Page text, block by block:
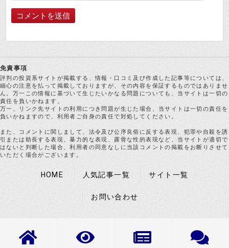
免責事項
評判の投資系サイトが掲載する、情報・口コミ及び作成した記事等については、
細心の注意を払って掲載しておりますが、その内容を保証するものではありませ
ん。万一この情報に基づいて生じたいかなる問題についても、当サイトは一切の
責任を負いかねます。
万一、リンク先サイトの利用につき問題が生じた場合、当サイトは一切の責任を
負いかねますので、利用者ご自身の責任で対処してください。
また、コメントに関しまして、法令及び公序良俗に反する表現、犯罪や自殺を誘
引または助長する表現、暴力的な表現、露骨な性的表現など、当サイトが適切で
はないと判断した場合、利用者の同意なしに当該コメントの掲載をお断りさせて
いただく場合がございます。
HOME 人気記事一覧 サイト一覧
お問い合わせ
Copyright © 評判の投資系サイトクチコミレビュー All rights Reserved.